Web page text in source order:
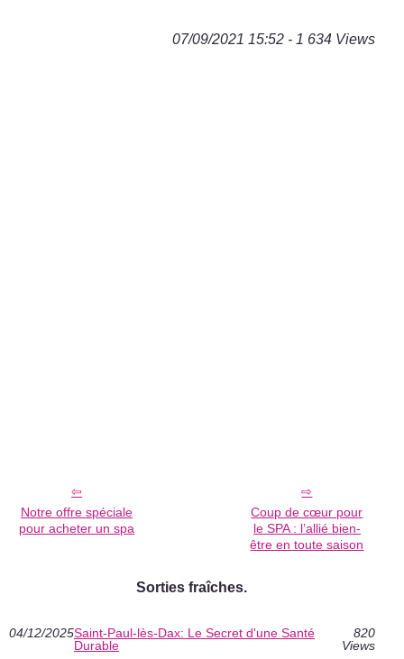
07/09/2021 15:52 - 1 634 Views
Notre offre spéciale
pour acheter un spa
Coup de cœur pour
le SPA : l’allié bien-
être en toute saison
Sorties fraîches.
04/12/2025Saint-Paul-lès-Dax: Le Secret d'une Santé
Durable
820
Views